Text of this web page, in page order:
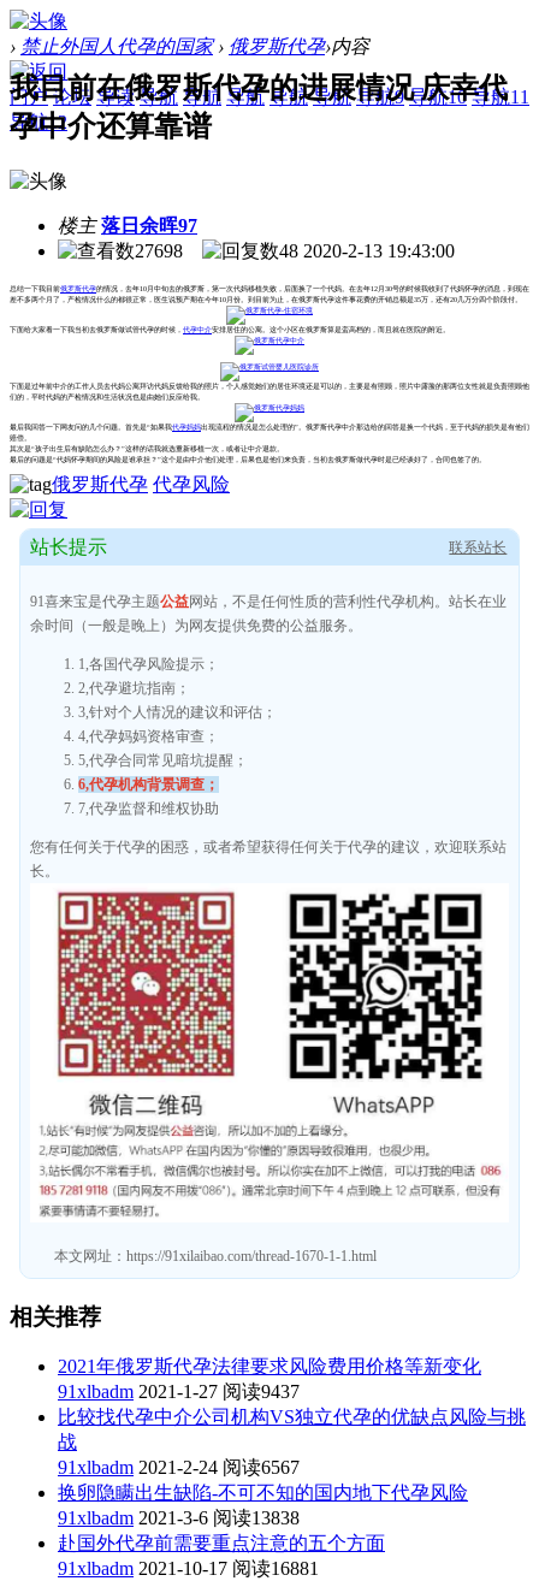
› 禁止外国人代孕的国家 › 俄罗斯代孕›内容
门户 论坛 导读 导航 导航 导航 导航 导航 导航9 导航10 导航11
导航12
我目前在俄罗斯代孕的进展情况 庆幸代
孕中介还算靠谱
楼主 落日余晖97
27698
48 2020-2-13 19:43:00
总结一下我目前俄罗斯代孕的情况，去年10月中旬去的俄罗斯，第一次代妈移植失败，后面换了一个代妈。在去年12月30号的时候我收到了代妈怀孕的消息，到现在
差不多两个月了，产检情况什么的都很正常，医生说预产期在今年10月份。到目前为止，在俄罗斯代孕这件事花费的开销总额是35万，还有20几万分四个阶段付。
下面给大家看一下我当初去俄罗斯做试管代孕的时候， 代孕中介安排居住的公寓。这个小区在俄罗斯算是蛮高档的，而且就在医院的附近。
下面是过年前中介的工作人员去代妈公寓拜访代妈反馈给我的照片，个人感觉她们的居住环境还是可以的，主要是有照顾，照片中露脸的那两位女性就是负责照顾他
们的，平时代妈的产检情况和生活状况也是由她们反应给我。
最后我回答一下网友问的几个问题。首先是“如果我代孕妈妈出现流程的情况是怎么处理的”。俄罗斯代孕中介那边给的回答是换一个代妈，至于代妈的损失是有他们
赔偿。
其次是“孩子出生后有缺陷怎么办？”这样的话我就选重新移植一次，或者让中介退款。
最后的问题是“代妈怀孕期间的风险是谁承担？”这个是由中介他们处理，后果也是他们来负责，当初去俄罗斯做代孕时是已经谈好了，合同也签了的。
俄罗斯代孕 代孕风险
站长提示
91喜来宝是代孕主题公益网站，不是任何性质的营利性代孕机构。站长在业
余时间（一般是晚上）为网友提供免费的公益服务。
1,各国代孕风险提示；
2,代孕避坑指南；
3,针对个人情况的建议和评估；
4,代孕妈妈资格审查；
5,代孕合同常见暗坑提醒；
6,代孕机构背景调查；
7,代孕监督和维权协助
您有任何关于代孕的困惑，或者希望获得任何关于代孕的建议，欢迎联系站
长。
本文网址： https://91xilaibao.com/thread-1670-1-1.html
联系站长
相关推荐
2021年俄罗斯代孕法律要求风险费用价格等新变化
91xlbadm 2021-1-27 阅读9437
比较找代孕中介公司机构VS独立代孕的优缺点风险与挑
战
91xlbadm 2021-2-24 阅读6567
换卵隐瞒出生缺陷-不可不知的国内地下代孕风险
91xlbadm 2021-3-6 阅读13838
赴国外代孕前需要重点注意的五个方面
91xlbadm 2021-10-17 阅读16881